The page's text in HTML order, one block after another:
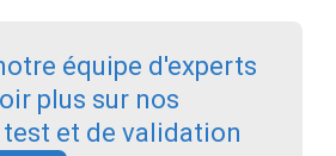
équipe d'experts
plus sur nos
et de validation